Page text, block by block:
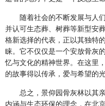
随着社会的不断发展与人
并认可生态葬、树葬等新型安
格新选择的代表，正以其独特
睐。它不仅仅是一个安放骨灰
忆与文化的精神世界。在这里
的故事得以传承，爱与希望的
总之，景仰园骨灰林以其
内涵与生态环保的理念，在北